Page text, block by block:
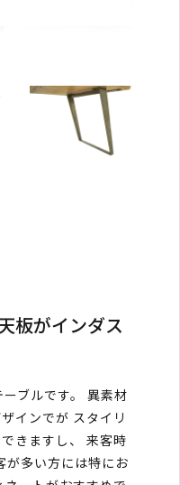
板がインダス
ブルです。 異素材
インでが スタイリ
きますし、 来客時
が多い方には特にお